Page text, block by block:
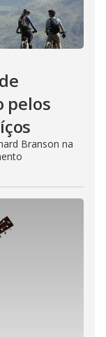
pelos
Branson na